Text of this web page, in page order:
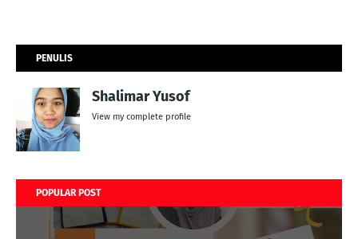
PENULIS
Shalimar Yusof
View my complete profile
POPULAR POST